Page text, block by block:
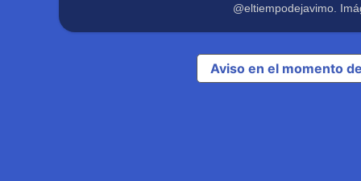
@eltiempodejavimo.
Aviso en el momento